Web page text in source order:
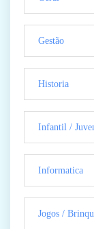
Gestão
Historia
Infantil /
Informatica
Jogos /